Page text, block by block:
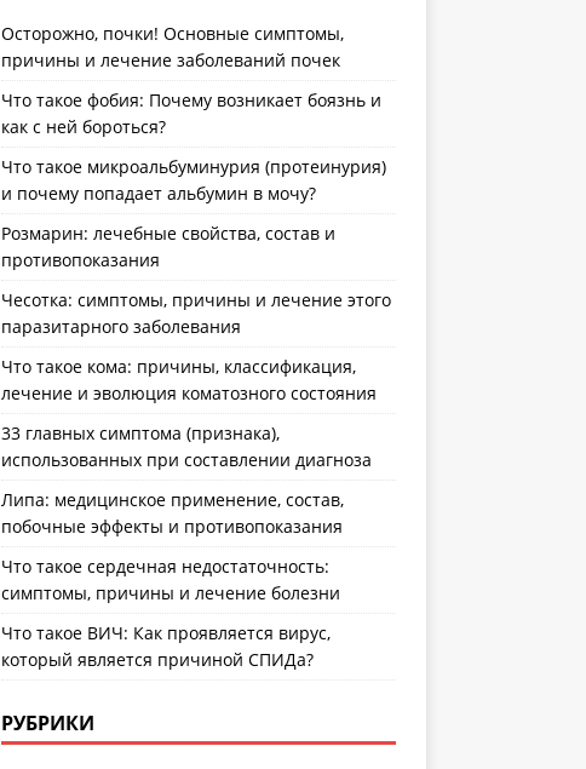
Осторожно, почки! Основные симптомы,
причины и лечение заболеваний почек
Что такое фобия: Почему возникает боязнь и
как с ней бороться?
Что такое микроальбуминурия (протеинурия)
и почему попадает альбумин в мочу?
Розмарин: лечебные свойства, состав и
противопоказания
Чесотка: симптомы, причины и лечение этого
паразитарного заболевания
Что такое кома: причины, классификация,
лечение и эволюция коматозного состояния
33 главных симптома (признака),
использованных при составлении диагноза
Липа: медицинское применение, состав,
побочные эффекты и противопоказания
Что такое сердечная недостаточность:
симптомы, причины и лечение болезни
Что такое ВИЧ: Как проявляется вирус,
который является причиной СПИДа?
РУБРИКИ